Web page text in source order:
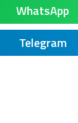
WhatsApp
Telegram